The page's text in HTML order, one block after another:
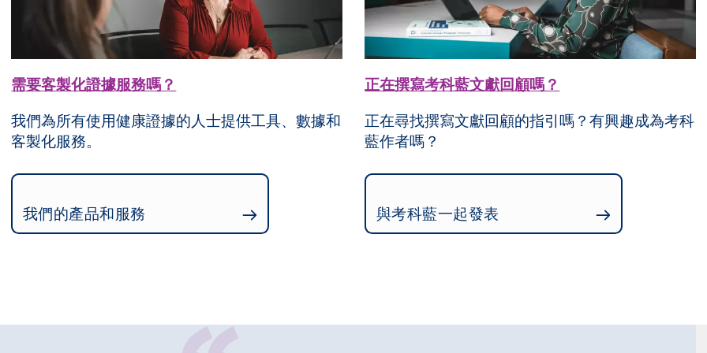
需要客製化證據服務嗎？
我們為所有使用健康證據的人士提供工具、數據和
客製化服務。
我們的產品和服務
正在撰寫考科藍文獻回顧嗎？
正在尋找撰寫文獻回顧的指引嗎？有興趣成為考科
藍作者嗎？
與考科藍一起發表